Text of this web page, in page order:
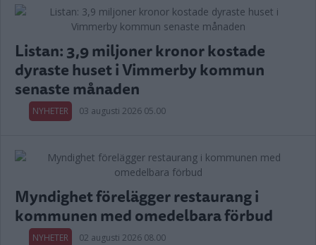
Listan: 3,9 miljoner kronor kostade
dyraste huset i Vimmerby kommun
senaste månaden
NYHETER 03 augusti 2026 05.00
Myndighet förelägger restaurang i
kommunen med omedelbara förbud
NYHETER 02 augusti 2026 08.00